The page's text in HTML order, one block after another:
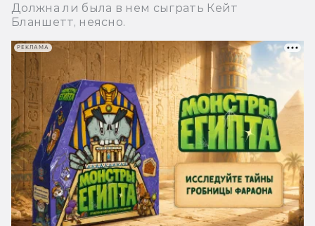
Должна ли была в нем сыграть Кейт
Бланшетт, неясно.
РЕКЛАМА